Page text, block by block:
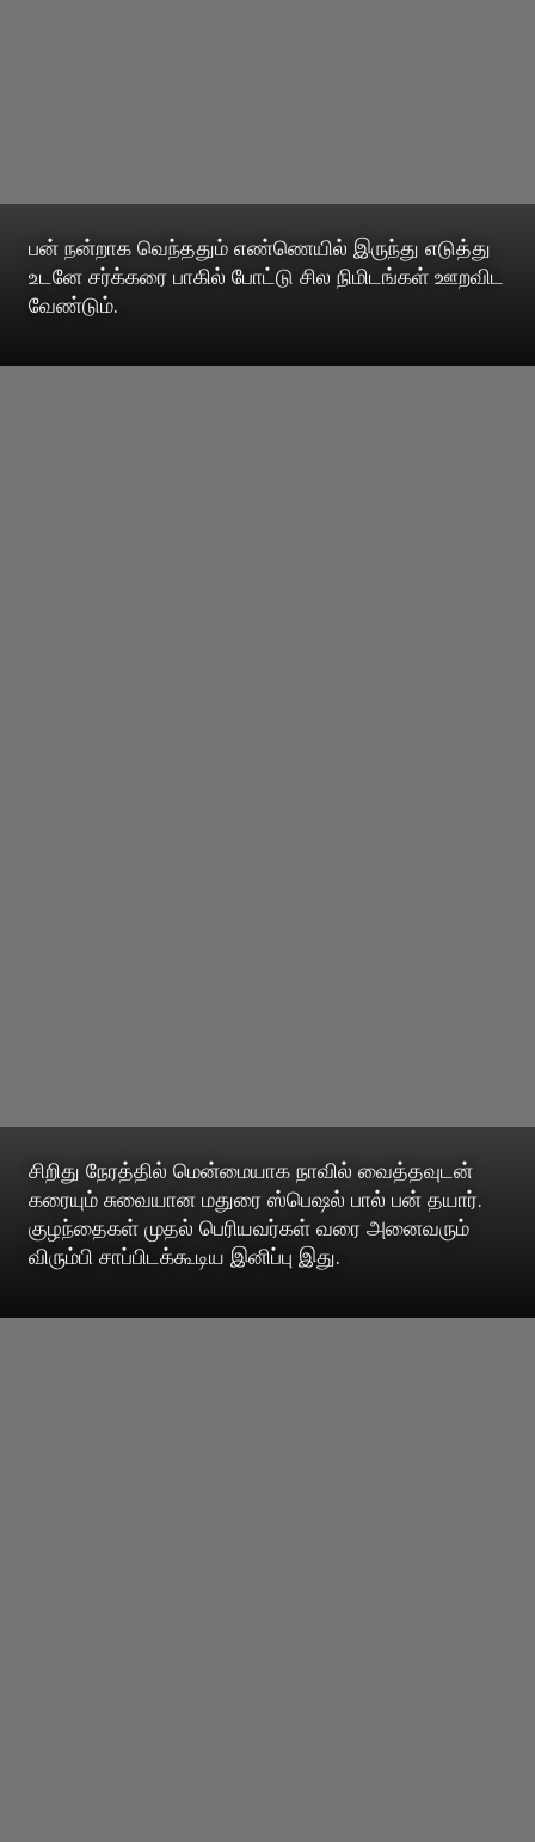
பன் நன்றாக வெந்ததும் எண்ணெயில் இருந்து எடுத்து
உடனே சர்க்கரை பாகில் போட்டு சில நிமிடங்கள் ஊறவிட
வேண்டும்.
சிறிது நேரத்தில் மென்மையாக நாவில் வைத்தவுடன்
கரையும் சுவையான மதுரை ஸ்பெஷல் பால் பன் தயார்.
குழந்தைகள் முதல் பெரியவர்கள் வரை அனைவரும்
விரும்பி சாப்பிடக்கூடிய இனிப்பு இது.